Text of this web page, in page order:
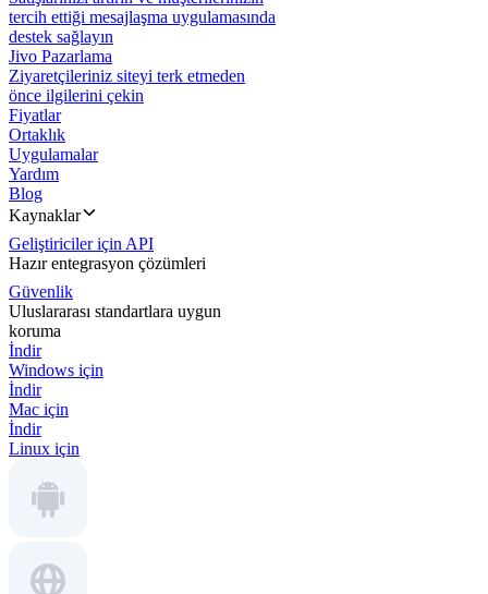
tercih ettiği mesajlaşma uygulamasında
destek sağlayın
Jivo Pazarlama
Ziyaretçileriniz siteyi terk etmeden
önce ilgilerini çekin
Fiyatlar
Ortaklık
Uygulamalar
Yardım
Blog
Kaynaklar
Geliştiriciler için API
Hazır entegrasyon çözümleri
Güvenlik
Uluslararası standartlara uygun
koruma
İndir
Windows için
İndir
Mac için
İndir
Linux için